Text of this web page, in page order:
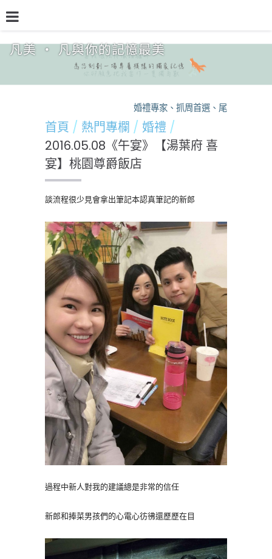
凡美 ‧ 凡與你的記憶最美
預約檔期
婚禮專家、抓周首選、尾牙保證，凡
首頁 熱門專欄
婚禮
2016.05.08《午宴》【湯葉府 喜
宴】桃園尊爵飯店
談流程很少見會拿出筆記本認真筆記的新郎
過程中新人對我的建議總是非常的信任
新郎和捧菜男孩們的心電心彷彿還歷歷在目